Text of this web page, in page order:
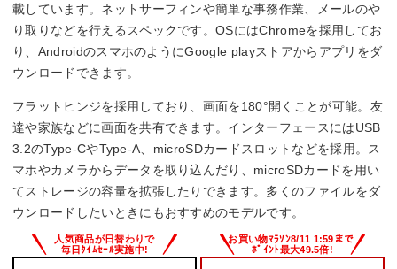
–
–
載しています。ネットサーフィンや簡単な事務作業、メールのや
り取りなどを行えるスペックです。OSにはChromeを採用してお
り、AndroidのスマホのようにGoogle playストアからアプリをダ
ウンロードできます。
フラットヒンジを採用しており、画面を180°開くことが可能。友
達や家族などに画面を共有できます。インターフェースにはUSB
3.2のType-CやType-A、microSDカードスロットなどを採用。ス
マホやカメラからデータを取り込んだり、microSDカードを用い
てストレージの容量を拡張したりできます。多くのファイルをダ
ウンロードしたいときにもおすすめのモデルです。